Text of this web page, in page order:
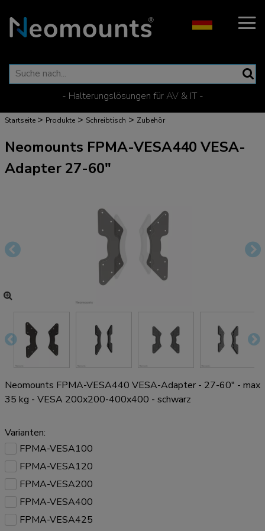
- Halterungslösungen für AV & IT -
Startseite > Produkte > Schreibtisch > Zubehör
Neomounts FPMA-VESA440 VESA-
Adapter 27-60"
Neomounts FPMA-VESA440 VESA-Adapter - 27-60" - max
35 kg - VESA 200x200-400x400 - schwarz
Varianten:
FPMA-VESA100
FPMA-VESA120
FPMA-VESA200
FPMA-VESA400
FPMA-VESA425